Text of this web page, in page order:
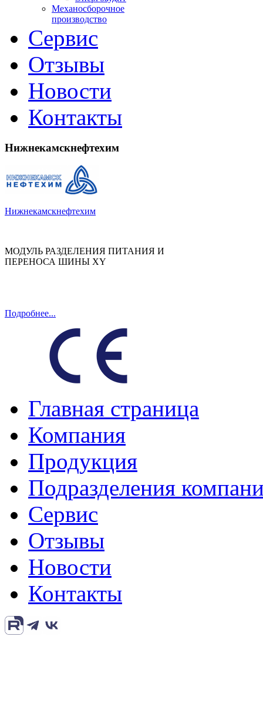
Механосборочное
производство
Сервис
Отзывы
Новости
Контакты
Нижнекамскнефтехим
Нижнекамскнефтехим
МОДУЛЬ РАЗДЕЛЕНИЯ ПИТАНИЯ И
ПЕРЕНОСА ШИНЫ XY
Подробнее...
Главная страница
Компания
Продукция
Подразделения
Сервис
Отзывы
Новости
Контакты